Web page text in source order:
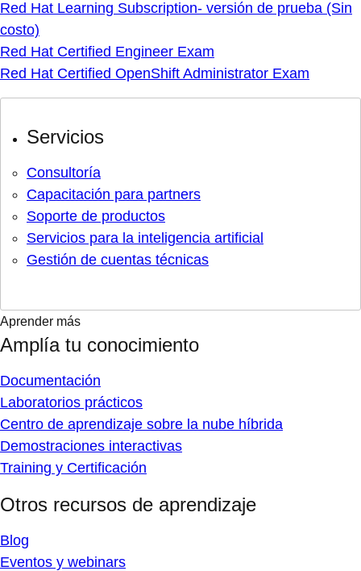
Red Hat Learning Subscription- versión de prueba (Sin
costo)
Red Hat Certified Engineer Exam
Red Hat Certified OpenShift Administrator Exam
Servicios
Consultoría
Capacitación para partners
Soporte de productos
Servicios para la inteligencia artificial
Gestión de cuentas técnicas
Aprender más
Amplía tu conocimiento
Documentación
Laboratorios prácticos
Centro de aprendizaje sobre la nube híbrida
Demostraciones interactivas
Training y Certificación
Otros recursos de aprendizaje
Blog
Eventos y webinars